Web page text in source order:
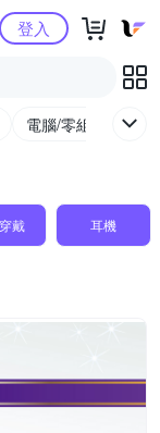
心
登入
電腦/零組件/週邊/
戴 耳機